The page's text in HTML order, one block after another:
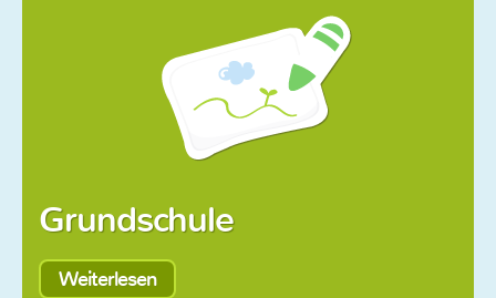
Grundschule
Weiterlesen